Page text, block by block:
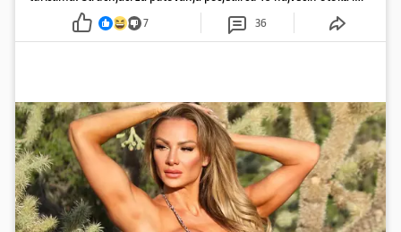
rangirali ih
7 36